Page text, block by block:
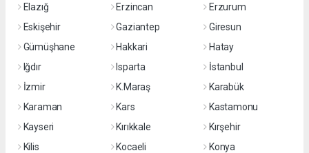
Elazığ
Erzincan
Erzurum
Eskişehir
Gaziantep
Giresun
Gümüşhane
Hakkari
Hatay
Iğdır
Isparta
İstanbul
İzmir
K.Maraş
Karabük
Karaman
Kars
Kastamonu
Kayseri
Kırıkkale
Kırşehir
Kilis
Kocaeli
Konya